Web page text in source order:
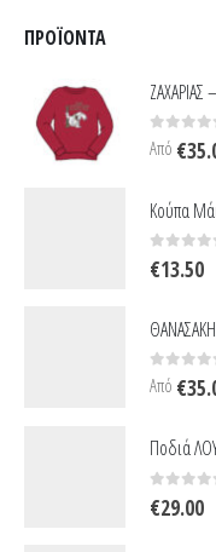
ΠΡΟΪΌΝΤΑ
ΖΑΧΑΡΙΑΣ
0 out of
Από €
Κούπα
0out of 5
€13.50
0 out of
Από €
0out of 5
€29.00